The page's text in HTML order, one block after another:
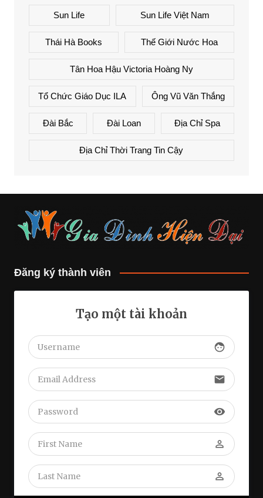
Sun Life Sun Life Việt Nam
Thái Hà Books Thế Giới Nước Hoa
Tân Hoa Hậu Victoria Hoàng Ny
Tổ Chức Giáo Dục ILA Ông Vũ Văn Thắng
Đài Bắc Đài Loan Địa Chỉ Spa
Địa Chỉ Thời Trang Tin Cậy
Đăng ký thành viên
Tạo một tài khoản
face
email
visibility
perm_identity
perm_identity